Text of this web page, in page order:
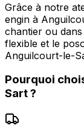
Grâce à notre
engin à
chantier ou
flexible et le
Anguilcourt-le-
Pourquoi
Sart?